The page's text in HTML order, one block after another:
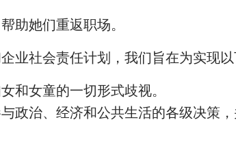
助她们重返职场。
业社会责任计划，我们旨在为实现以
和女童的一切形式歧视。
政治、经济和公共生活的各级决策，